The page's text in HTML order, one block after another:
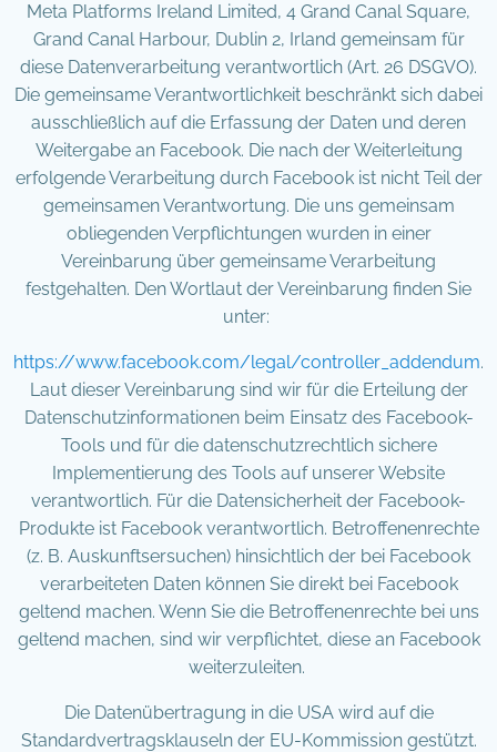
Meta Platforms Ireland Limited, 4 Grand Canal Square,
Grand Canal Harbour, Dublin 2, Irland gemeinsam für
diese Datenverarbeitung verantwortlich (Art. 26 DSGVO).
Die gemeinsame Verantwortlichkeit beschränkt sich dabei
ausschließlich auf die Erfassung der Daten und deren
Weitergabe an Facebook. Die nach der Weiterleitung
erfolgende Verarbeitung durch Facebook ist nicht Teil der
gemeinsamen Verantwortung. Die uns gemeinsam
obliegenden Verpflichtungen wurden in einer
Vereinbarung über gemeinsame Verarbeitung
festgehalten. Den Wortlaut der Vereinbarung finden Sie
unter:
https://www.facebook.com/legal/controller_addendum.
Laut dieser Vereinbarung sind wir für die Erteilung der
Datenschutzinformationen beim Einsatz des Facebook-
Tools und für die datenschutzrechtlich sichere
Implementierung des Tools auf unserer Website
verantwortlich. Für die Datensicherheit der Facebook-
Produkte ist Facebook verantwortlich. Betroffenenrechte
(z. B. Auskunftsersuchen) hinsichtlich der bei Facebook
verarbeiteten Daten können Sie direkt bei Facebook
geltend machen. Wenn Sie die Betroffenenrechte bei uns
geltend machen, sind wir verpflichtet, diese an Facebook
weiterzuleiten.
Die Datenübertragung in die USA wird auf die
Standardvertragsklauseln der EU-Kommission gestützt.